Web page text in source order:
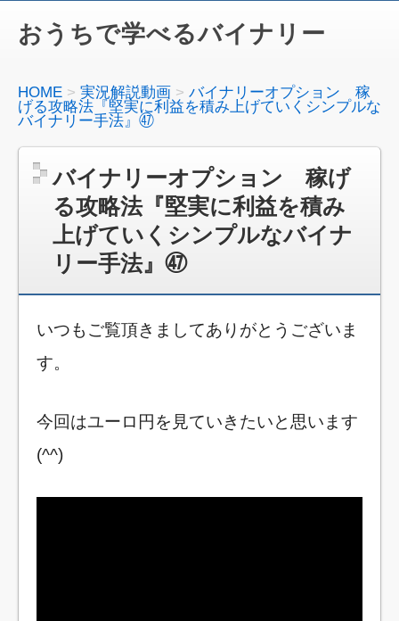
おうちで学べるバイナリー
HOME 実況解説動画
バイナリーオプション 稼
げる攻略法『堅実に利益を積み上げていくシンプルな
バイナリー手法』㊼
バイナリーオプション 稼げ
る攻略法『堅実に利益を積み
上げていくシンプルなバイナ
リー手法』㊼
いつもご覧頂きましてありがとうございま
す。
今回はユーロ円を見ていきたいと思います
(^^)